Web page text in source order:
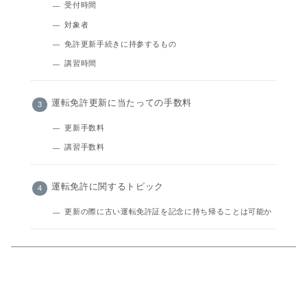
受付時間
対象者
免許更新手続きに持参するもの
講習時間
運転免許更新に当たっての手数料
更新手数料
講習手数料
運転免許に関するトピック
更新の際に古い運転免許証を記念に持ち帰ることは可能か